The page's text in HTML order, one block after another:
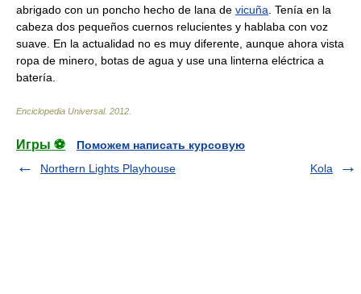
abrigado con un poncho hecho de lana de vicuña . Tenía en la
cabeza dos pequeños cuernos relucientes y hablaba con voz
suave. En la actualidad no es muy diferente, aunque ahora vista
ropa de minero, botas de agua y use una linterna eléctrica a
batería.
Enciclopedia Universal. 2012
Игры ⚽
Поможем написать курсовую
Northern Lights Playhouse
Kola